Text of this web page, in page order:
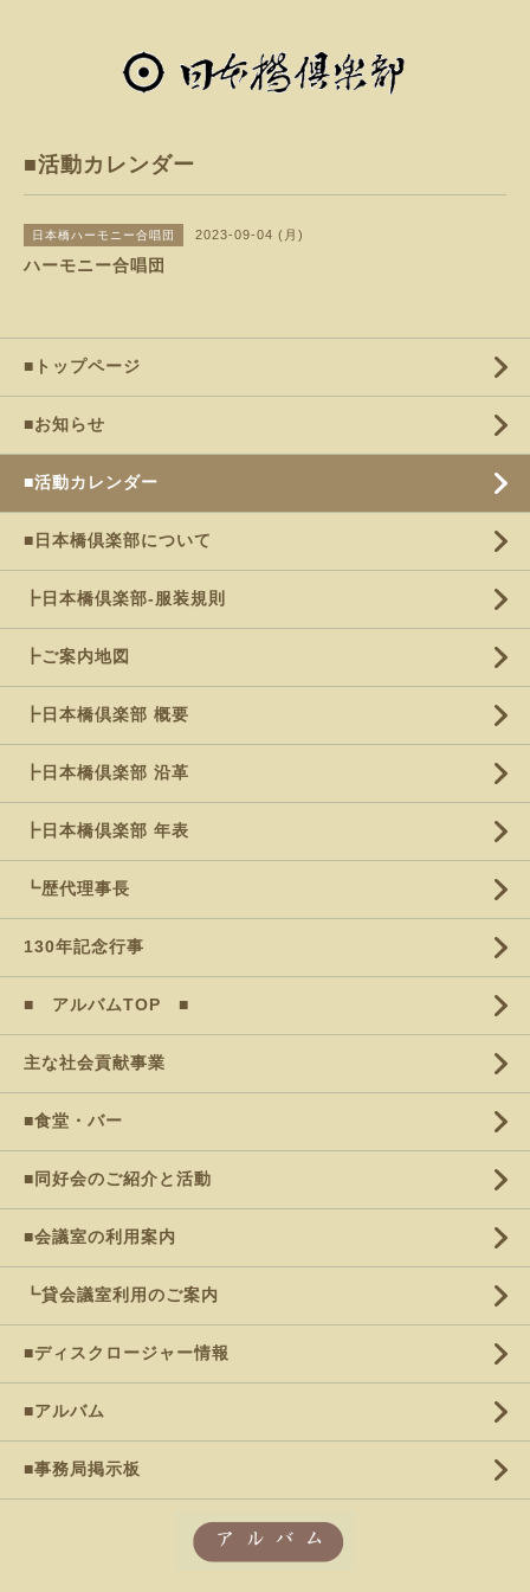
■活動カレンダー
日本橋ハーモニー合唱団 2023-09-04 (月)
ハーモニー合唱団
■トップページ
■お知らせ
■活動カレンダー
■日本橋倶楽部について
┣日本橋倶楽部-服装規則
┣ご案内地図
┣日本橋倶楽部 概要
┣日本橋倶楽部 沿革
┣日本橋倶楽部 年表
┗歴代理事長
130年記念行事
■ アルバムTOP ■
主な社会貢献事業
■食堂・バー
■同好会のご紹介と活動
■会議室の利用案内
┗貸会議室利用のご案内
■ディスクロージャー情報
■アルバム
■事務局掲示板